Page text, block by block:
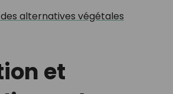
alternatives végétales
et